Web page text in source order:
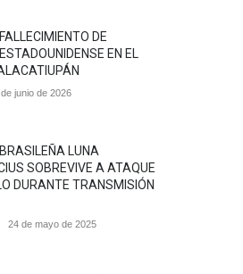
DE
EN EL
junio de 2026
BRASILEÑA LUNA
SOBREVIVE A ATAQUE
DURANTE TRANSMISIÓN
24 de mayo de 2025